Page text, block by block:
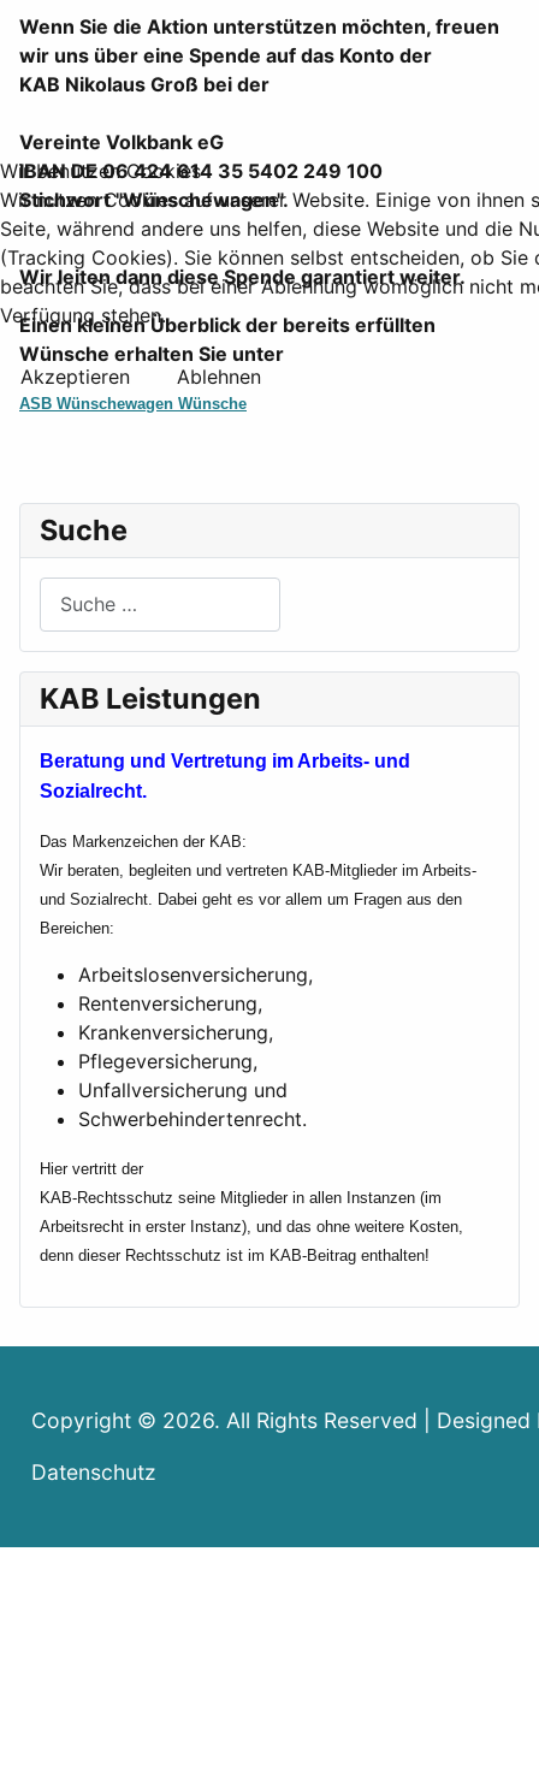
Suche
KAB Leistungen
Beratung und Vertretung im Arbeits- und
Sozialrecht.
Das Markenzeichen der KAB:
Wir beraten, begleiten und vertreten KAB-Mitglieder im Arbeits-
und Sozialrecht. Dabei geht es vor allem um Fragen aus den
Bereichen:
Arbeitslosenversicherung,
Rentenversicherung,
Krankenversicherung,
Pflegeversicherung,
Unfallversicherung und
Schwerbehindertenrecht.
Hier vertritt der
KAB-Rechtsschutz seine Mitglieder in allen Instanzen (im
Arbeitsrecht in erster Instanz), und das ohne weitere Kosten,
denn dieser Rechtsschutz ist im KAB-Beitrag enthalten!
Wenn Sie die Aktion unterstützen möchten, freuen
wir uns über eine Spende auf das Konto der
KAB Nikolaus Groß bei der
Vereinte Volkbank eG
IBAN DE 06 424 614 35 5402 249 100
Stichwort "Wünschewagen".
Wir leiten dann diese Spende garantiert weiter.
Einen kleinen Überblick der bereits erfüllten
Wünsche erhalten Sie unter
ASB Wünschewagen Wünsche
Copyright © 2026. All Rights Reserved |
Datenschutz
Wir benutzen Cookies
Wir nutzen Cookies auf unserer Website. Einige von ihnen
Seite, während andere uns helfen, diese Website und die
(Tracking Cookies). Sie können selbst entscheiden, ob
beachten Sie, dass bei einer Ablehnung womöglich nicht
Verfügung stehen.
Akzeptieren Ablehnen